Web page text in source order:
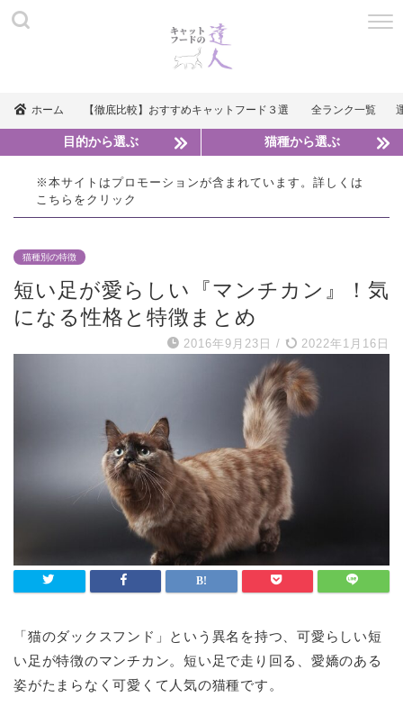
ホーム 【徹底比較】おすすめキャットフード３選 全ランク一覧
目的から選ぶ 猫種から選ぶ
※本サイトはプロモーションが含まれています。詳しくは
こちら をクリック
猫種別の特徴
短い足が愛らしい『マンチカン』！気
になる性格と特徴まとめ
2016年9月23日 / 2022年1月16日
「猫のダックスフンド」という異名を持つ、可愛らしい短
い足が特徴のマンチカン。短い足で走り回る、愛嬌のある
姿がたまらなく可愛くて人気の猫種です。